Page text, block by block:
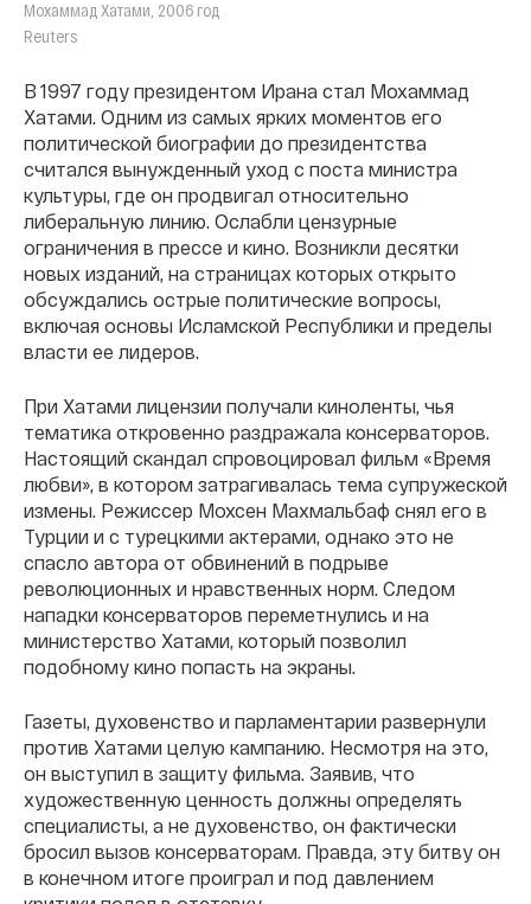
Мохаммад Хатами, 2006 год
Reuters
В 1997 году президентом Ирана стал Мохаммад
Хатами. Одним из самых ярких моментов его
политической биографии до президентства
считался вынужденный уход с поста министра
культуры, где он продвигал относительно
либеральную линию. Ослабли цензурные
ограничения в прессе и кино. Возникли десятки
новых изданий, на страницах которых открыто
обсуждались острые политические вопросы,
включая основы Исламской Республики и пределы
власти ее лидеров.
При Хатами лицензии получали киноленты, чья
тематика откровенно раздражала консерваторов.
Настоящий скандал спровоцировал фильм «Время
любви», в котором затрагивалась тема супружеской
измены. Режиссер Мохсен Махмальбаф снял его в
Турции и с турецкими актерами, однако это не
спасло автора от обвинений в подрыве
революционных и нравственных норм. Следом
нападки консерваторов переметнулись и на
министерство Хатами, который позволил
подобному кино попасть на экраны.
Газеты, духовенство и парламентарии развернули
против Хатами целую кампанию. Несмотря на это,
он выступил в защиту фильма. Заявив, что
художественную ценность должны определять
специалисты, а не духовенство, он фактически
бросил вызов консерваторам. Правда, эту битву он
в конечном итоге проиграл и под давлением